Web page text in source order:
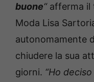
buone“afferma il
Moda Lisa
autonomamente
chiudere la sua
giorni. “Ho deciso